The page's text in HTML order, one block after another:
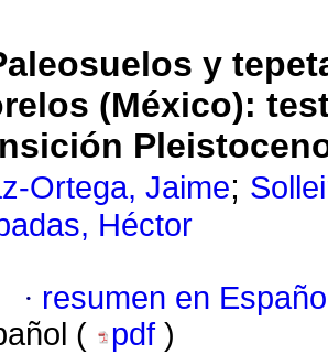
y
(México):
Ortega, Jaime;
Héctor
· resumen en
(
pdf )